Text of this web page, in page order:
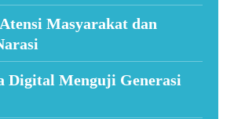
Masyarakat dan
Digital Menguji Generasi